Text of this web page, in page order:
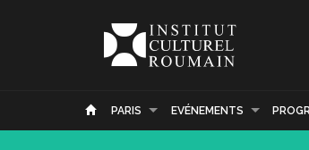
PARIS EVÉNEMENTS